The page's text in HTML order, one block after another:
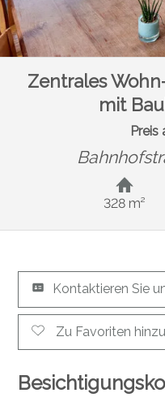
Zentrales
mit
Preis
328 m²
Kontaktieren Sie
Zu Favoriten